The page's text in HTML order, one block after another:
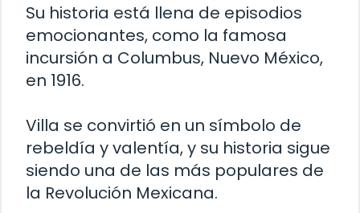
Su historia está llena de episodios
emocionantes, como la famosa
incursión a Columbus, Nuevo México,
en 1916.
Villa se convirtió en un símbolo de
rebeldía y valentía, y su historia sigue
siendo una de las más populares de
la Revolución Mexicana.